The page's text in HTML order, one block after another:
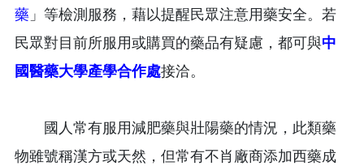
藥 」等檢測服務，藉以提醒民眾注意用藥安全。若
民眾對目前所服用或購買的藥品有疑慮，都可與中
國醫藥大學產學合作處接洽。
國人常有服用減肥藥與壯陽藥的情況，此類藥
物雖號稱漢方或天然，但常有不肖廠商添加西藥成